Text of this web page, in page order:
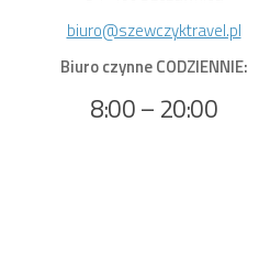
biuro@szewczyktravel.pl
Biuro czynne CODZIENNIE:
8:00 – 20:00